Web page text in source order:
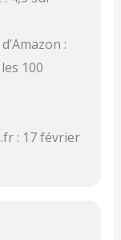
:
100
: 17 février